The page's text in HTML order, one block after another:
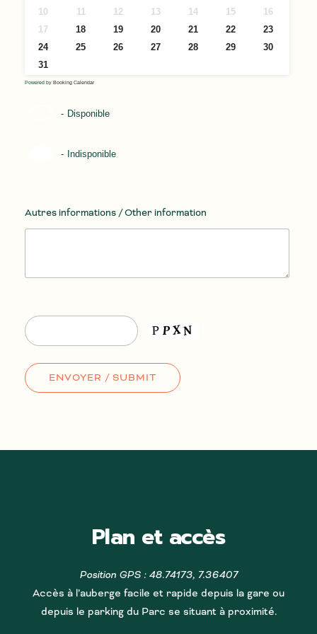
10 11 12 13 14 15
16
17
18 19 20 21 22
23
24
25 26 27 28 29
30
31
Powered by Booking Calendar
- Disponible
- Indisponible
Autres informations / Other information
Plan et accès
Position GPS : 48.74173, 7.36407
Accès à l’auberge facile et rapide depuis la gare ou
depuis le parking du Parc se situant à proximité.